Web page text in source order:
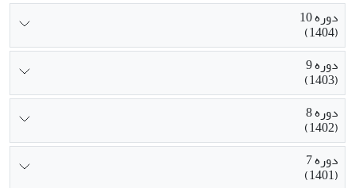
دوره 10
(1404)
دوره 9
(1403)
دوره 8
(1402)
دوره 7
(1401)